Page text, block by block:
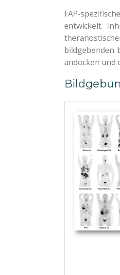
FAP-
entwickelt.
bildgebenden
andocken und